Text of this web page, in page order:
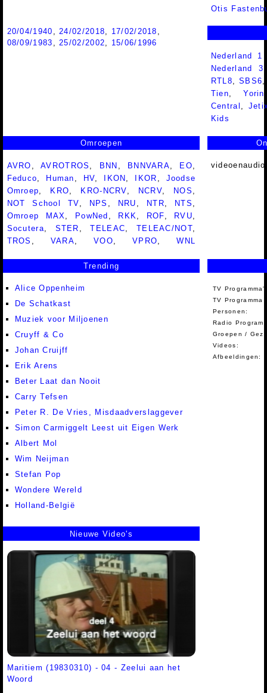
Otis
20/04/1940 ,24/02/2018, 17/02/2018 ,
08/09/1983 ,25/02/2002, 15/06/1996
Nederland
Nederland
RTL8 ,SBS6
Tien ,Yorin
Central
Kids
Omroepen
AVRO ,AVROTROS , BNN , BNNVARA, EO,
Feduco, Human , HV, IKON , IKOR , Joodse
Omroep, KRO, KRO-NCRV, NCRV, NOS ,
NOT School TV, NPS , NRU , NTR, NTS ,
Omroep MAX, PowNed , RKK, ROF, RVU,
Socutera, STER ,TELEAC, TELEAC/NOT,
TROS , VARA,VOO,VPRO,WNL
Trending
Alice Oppenheim
De Schatkast
Muziek voor Miljoenen
Cruyff & Co
Johan Cruijff
Erik Arens
Beter Laat dan Nooit
Carry Tefsen
Peter R. De Vries, Misdaadverslaggever
Simon Carmiggelt Leest uit Eigen Werk
Albert Mol
Wim Neijman
Stefan Pop
Wondere Wereld
Holland-België
TV
TV Programma
Personen:
Radio
Groepen /
Videos:
Afbeeldingen:
Nieuwe Video's
Maritiem (19830310) - 04 - Zeelui aan het
Woord